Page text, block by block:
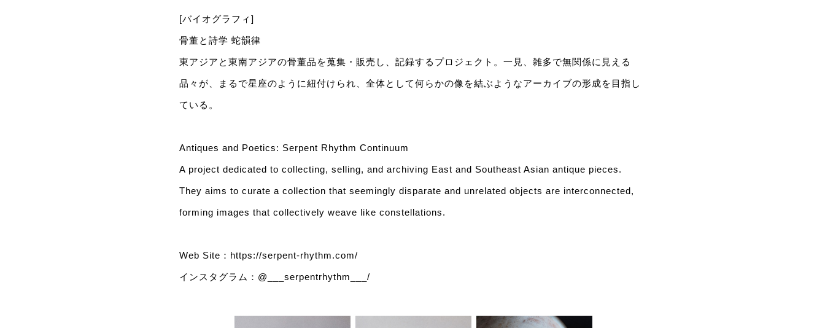
[バイオグラフィ]
骨董と詩学 蛇韻律
東アジアと東南アジアの骨董品を蒐集・販売し、記録するプロジェクト。一見、雑多で無関係に見える
品々が、まるで星座のように紐付けられ、全体として何らかの像を結ぶようなアーカイブの形成を目指し
ている。
Antiques and Poetics: Serpent Rhythm Continuum
A project dedicated to collecting, selling, and archiving East and Southeast Asian antique pieces.
They aims to curate a collection that seemingly disparate and unrelated objects are interconnected,
forming images that collectively weave like constellations.
Web Site： https://serpent-rhythm.com/
インスタグラム： @___serpentrhythm___/